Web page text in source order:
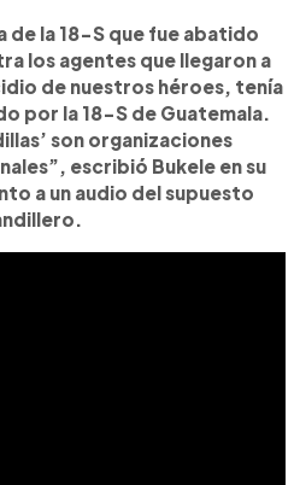
la 18-S que fue abatido
los agentes que llegaron a
de nuestros héroes, tenía
por la 18-S de Guatemala.
son organizaciones
escribió Bukele en su
a un audio del supuesto